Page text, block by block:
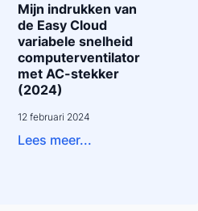
Mijn indrukken van
de Easy Cloud
variabele snelheid
computerventilator
met AC-stekker
(2024)
12 februari 2024
Lees meer...